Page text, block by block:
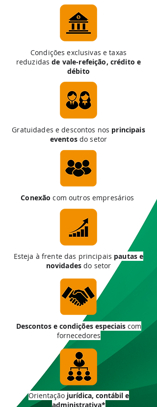
Condições exclusivas e taxas
reduzidas de vale-refeição, crédito e
débito
Gratuidades e descontos nos principais
eventosdo setor
Conexãocom outros empresários
Esteja à frente das principais pautas e
novidades do setor
Descontos e condições especiais com
fornecedores
Orientaçãojurídica, contábil e
administrativa*